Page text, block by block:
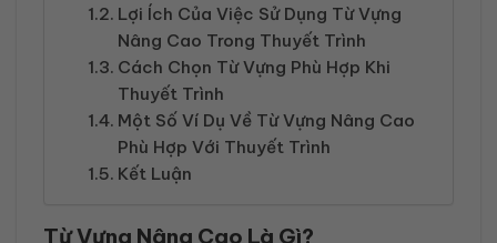
Lợi Ích Của Việc Sử Dụng Từ Vựng
Nâng Cao Trong Thuyết Trình
Cách Chọn Từ Vựng Phù Hợp Khi
Thuyết Trình
Một Số Ví Dụ Về Từ Vựng Nâng Cao
Phù Hợp Với Thuyết Trình
Kết Luận
Từ Vựng Nâng Cao Là Gì?